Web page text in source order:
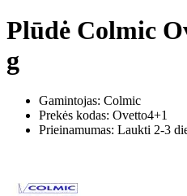
Plūdė Colmic
g
Gamintojas: Colmic
Prekės kodas: Ovetto4+1
Prieinamumas: Laukti 2-3